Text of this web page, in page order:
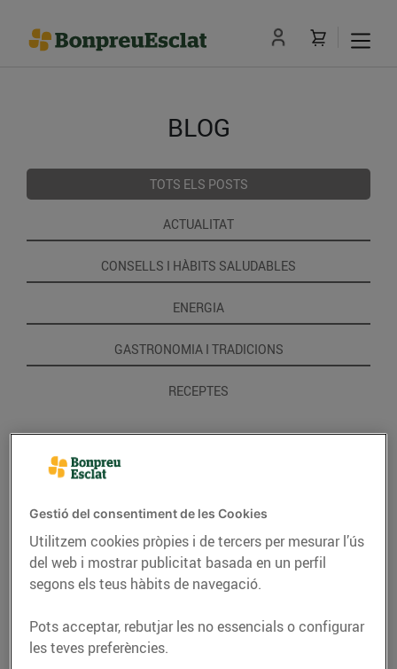
BLOG
TOTS ELS POSTS
ACTUALITAT
CONSELLS I HÀBITS SALUDABLES
ENERGIA
GASTRONOMIA I TRADICIONS
RECEPTES
RECEPTES
Gestió del consentiment de les Cookies
Utilitzem cookies pròpies i de tercers per mesurar l’ús
del web i mostrar publicitat basada en un perfil
segons els teus hàbits de navegació.
Pots acceptar, rebutjar les no essencials o configurar
les teves preferències.